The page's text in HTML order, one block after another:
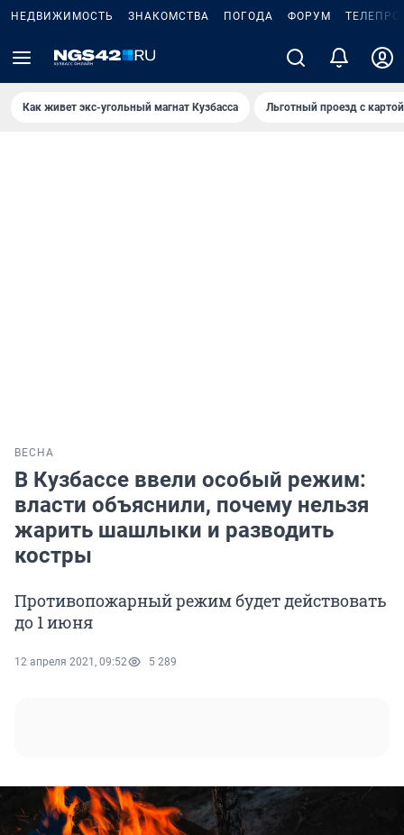
НЕДВИЖИМОСТЬ ЗНАКОМСТВА ПОГОДА ФОРУМ
Как живет экс-угольный магнат Кузбасса Льготный проезд с
ВЕСНА
В Кузбассе ввели особый режим:
власти объяснили, почему нельзя
жарить шашлыки и разводить
костры
Противопожарный режим будет действовать
до 1 июня
12 апреля 2021, 09:52 5 289